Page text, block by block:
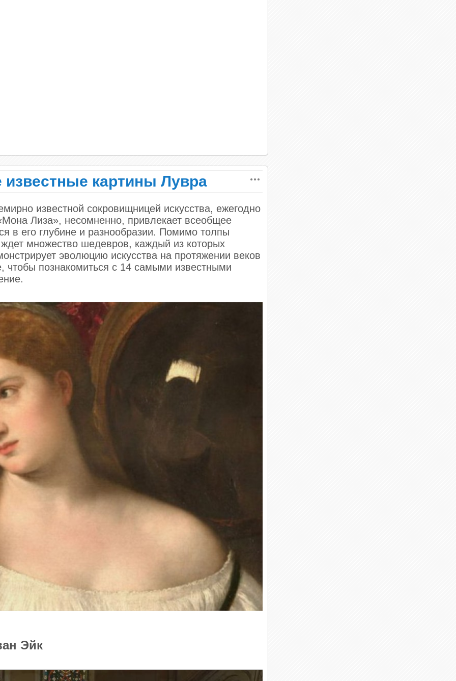
картины Лувра
известной сокровищницей искусства, ежегодно
Лиза», несомненно, привлекает всеобщее
в его глубине и разнообразии. Помимо толпы
множество шедевров, каждый из которых
эволюцию искусства на протяжении веков
чтобы познакомиться с 14 самыми известными
Эйк